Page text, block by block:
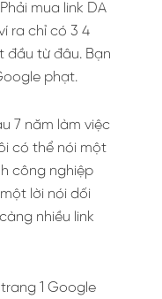
mua link DA
ra chỉ có 3 4
đầu từ đâu. Bạn
phạt.
7 năm làm việc
có thể nói một
công nghiệp
lời nói dối
nhiều link
1 Google